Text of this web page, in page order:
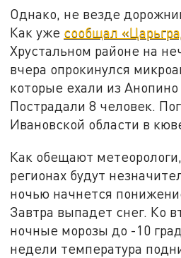
Однако, не везде
Как уже сообщал
Хрустальном районе на
вчера опрокинулся
которые ехали из
Пострадали 8 человек.
Ивановской области в
Как обещают
регионах будут
ночью начнется
Завтра выпадет снег. Ко
ночные морозы до -10
недели температура